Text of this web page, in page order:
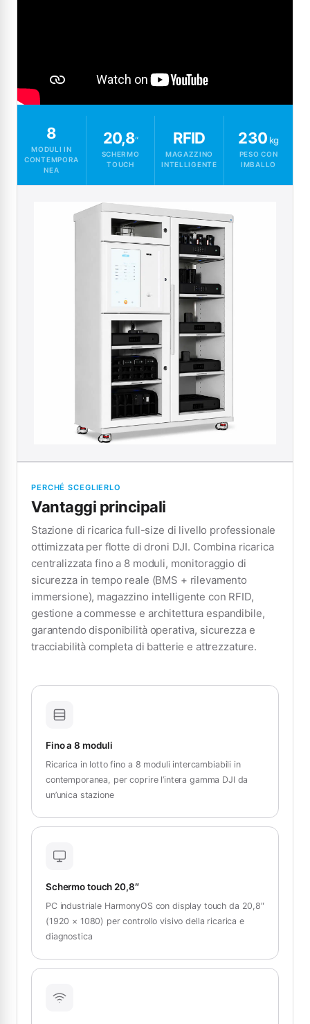
8
MODULI IN
CONTEMPORA
NEA
20,8“
SCHERMO
TOUCH
RFID
MAGAZZINO
INTELLIGENTE
230 kg
PESO CON
IMBALLO
PERCHÉ SCEGLIERLO
Vantaggi principali
Stazione di ricarica full-size di livello professionale
ottimizzata per flotte di droni DJI. Combina ricarica
centralizzata fino a 8 moduli, monitoraggio di
sicurezza in tempo reale (BMS + rilevamento
immersione), magazzino intelligente con RFID,
gestione a commesse e architettura espandibile,
garantendo disponibilità operativa, sicurezza e
tracciabilità completa di batterie e attrezzature.
Fino a 8 moduli
Ricarica in lotto fino a 8 moduli intercambiabili in
contemporanea, per coprire l’intera gamma DJI da
un’unica stazione
Schermo touch 20,8″
PC industriale HarmonyOS con display touch da 20,8″
(1920 × 1080) per controllo visivo della ricarica e
diagnostica